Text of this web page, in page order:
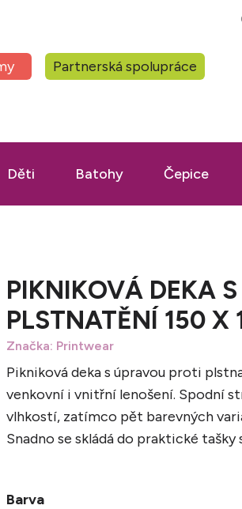
Partnerská spolupráce
Děti Batohy Čepice
PIKNIKOVÁ DEKA
PLSTNATĚNÍ 150 X
Značka: Printwear
Pikniková deka s úpravou proti
venkovní i vnitřní lenošení. Spodní
vlhkostí, zatímco pět barevných
Snadno se skládá do praktické tašky
Barva